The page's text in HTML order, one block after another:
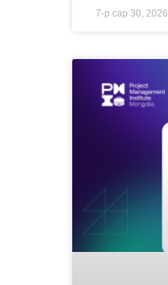
7-р сар 30, 2026